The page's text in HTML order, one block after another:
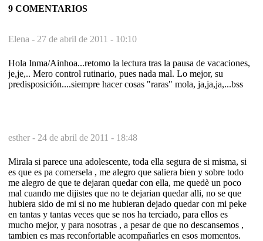
9 COMENTARIOS
Elena - 27 de abril de 2011 - 10:10
Hola Inma/Ainhoa...retomo la lectura tras la pausa de vacaciones,
je,je,.. Mero control rutinario, pues nada mal. Lo mejor, su
predisposición....siempre hacer cosas "raras" mola, ja,ja,ja,...bss
esther - 24 de abril de 2011 - 18:48
Mirala si parece una adolescente, toda ella segura de si misma, si
es que es pa comersela , me alegro que saliera bien y sobre todo
me alegro de que te dejaran quedar con ella, me quedè un poco
mal cuando me dijistes que no te dejarian quedar alli, no se que
hubiera sido de mi si no me hubieran dejado quedar con mi peke
en tantas y tantas veces que se nos ha terciado, para ellos es
mucho mejor, y para nosotras , a pesar de que no descansemos ,
tambien es mas reconfortable acompañarles en esos momentos.